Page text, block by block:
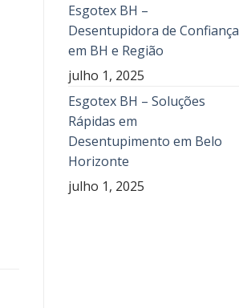
Esgotex BH –
Desentupidora de Confiança
em BH e Região
julho 1, 2025
Esgotex BH – Soluções
Rápidas em
Desentupimento em Belo
Horizonte
julho 1, 2025